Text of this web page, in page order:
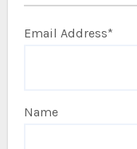
Email Address*
Name